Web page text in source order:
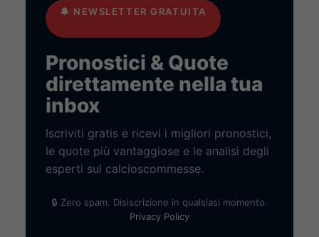
🔔 NEWSLETTER GRATUITA
Pronostici & Quote
direttamente nella tua
inbox
Iscriviti gratis e ricevi i migliori pronostici,
le quote più vantaggiose e le analisi degli
esperti sul calcioscommesse.
🔒 Zero spam. Disiscrizione in qualsiasi momento.
Privacy Policy